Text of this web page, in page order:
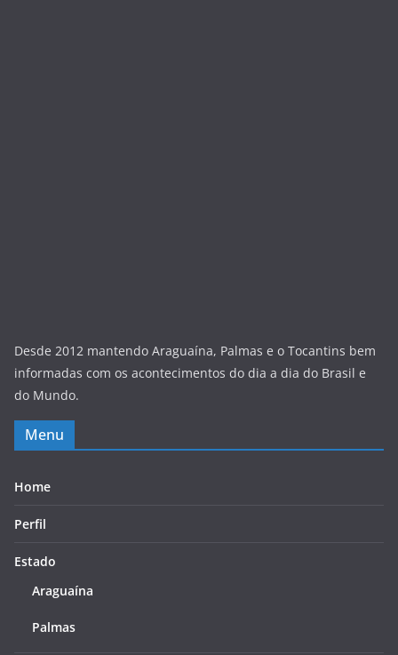
Desde 2012 mantendo Araguaína, Palmas e o Tocantins bem
informadas com os acontecimentos do dia a dia do Brasil e
do Mundo.
Menu
Home
Perfil
Estado
Araguaína
Palmas